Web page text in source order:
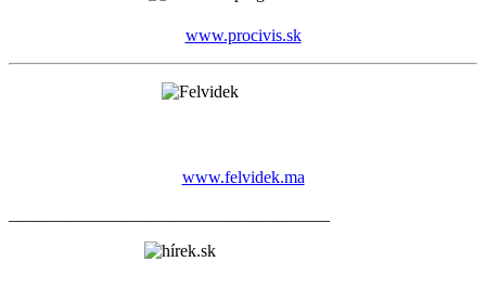
www.procivis.sk
www.felvidek.ma